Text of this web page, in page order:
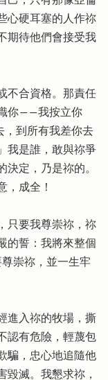
心硬耳塞的人作祢
期待他們會接受我
不合資格。那責任
你――我按立你
到所有我差你去
我是誰，敢與祢爭
決定，乃是祢的。
，成全！
只要我尊崇祢，祢
的誓：我將來整個
崇祢，並一生牢
進入祢的牧場，撕
認有危險，輕蔑包
騙，忠心地追隨他
毀滅。我懇求祢，